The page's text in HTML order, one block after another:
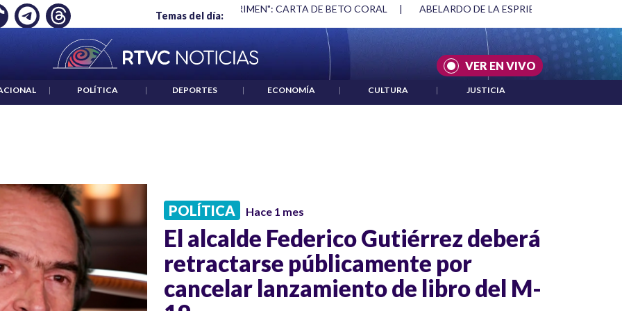
Temas del día:
EMPLEO: JP MORGAN "HABLAR NO ES UN CRIMEN": CARTA DE BETO CORAL | ABELARDO DE LA ESPRIELLA Y DMG
VER EN VIVO
| POLÍTICA | DEPORTES | ECONOMÍA | CULTURA | JUSTICIA
POLÍTICA Hace 1 mes
El alcalde Federico Gutiérrez deberá
retractarse públicamente por
cancelar lanzamiento de libro del M-